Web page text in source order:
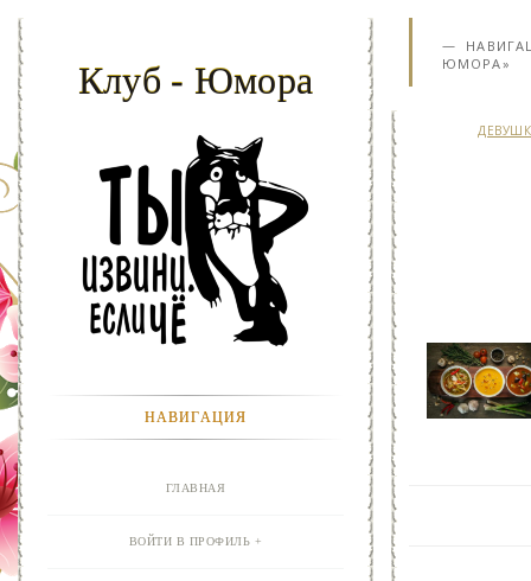
ЮМОРА»
Клуб - Юмора
НАВИГАЦИЯ
ГЛАВНАЯ
ВОЙТИ В ПРОФИЛЬ